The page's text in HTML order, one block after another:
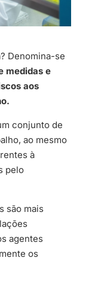
Denomina-se
medidas e
aos
conjunto de
ao mesmo
à
pelo
são mais
agentes
os